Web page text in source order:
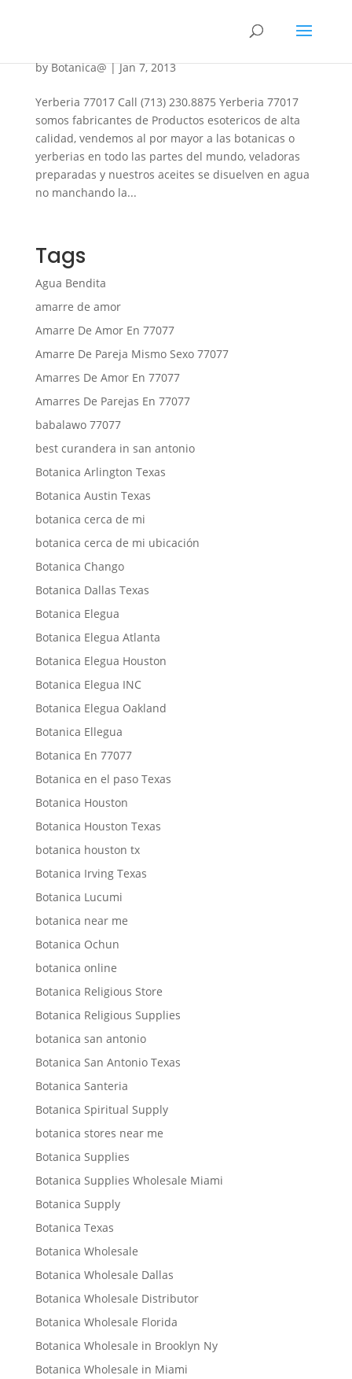
byBotanica@|Jan 7, 2013
Yerberia 77017 Call (713) 230.8875 Yerberia 77017
somos fabricantes de Productos esotericos de alta
calidad, vendemos al por mayor a las botanicas o
yerberias en todo las partes del mundo, veladoras
preparadas y nuestros aceites se disuelven en agua
no manchando la...
Tags
Agua Bendita
amarre de amor
Amarre De Amor En 77077
Amarre De Pareja Mismo Sexo 77077
Amarres De Amor En 77077
Amarres De Parejas En 77077
babalawo 77077
best curandera in san antonio
Botanica Arlington Texas
Botanica Austin Texas
botanica cerca de mi
botanica cerca de mi ubicación
Botanica Chango
Botanica Dallas Texas
Botanica Elegua
Botanica Elegua Atlanta
Botanica Elegua Houston
Botanica Elegua INC
Botanica Elegua Oakland
Botanica Ellegua
Botanica En 77077
Botanica en el paso Texas
Botanica Houston
Botanica Houston Texas
botanica houston tx
Botanica Irving Texas
Botanica Lucumi
botanica near me
Botanica Ochun
botanica online
Botanica Religious Store
Botanica Religious Supplies
botanica san antonio
Botanica San Antonio Texas
Botanica Santeria
Botanica Spiritual Supply
botanica stores near me
Botanica Supplies
Botanica Supplies Wholesale Miami
Botanica Supply
Botanica Texas
Botanica Wholesale
Botanica Wholesale Dallas
Botanica Wholesale Distributor
Botanica Wholesale Florida
Botanica Wholesale in Brooklyn Ny
Botanica Wholesale in Miami